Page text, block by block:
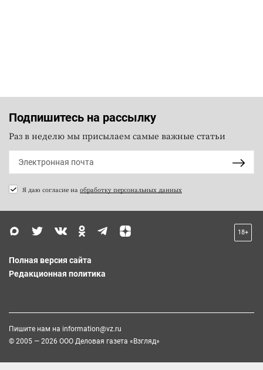
Подпишитесь на рассылку
Раз в неделю мы присылаем самые важные статьи
Я даю согласие на обработку персональных данных
18+
Полная версия сайта
Редакционная политика
Пишите нам на information@vz.ru
© 2005 — 2026 ООО Деловая газета «Взгляд»